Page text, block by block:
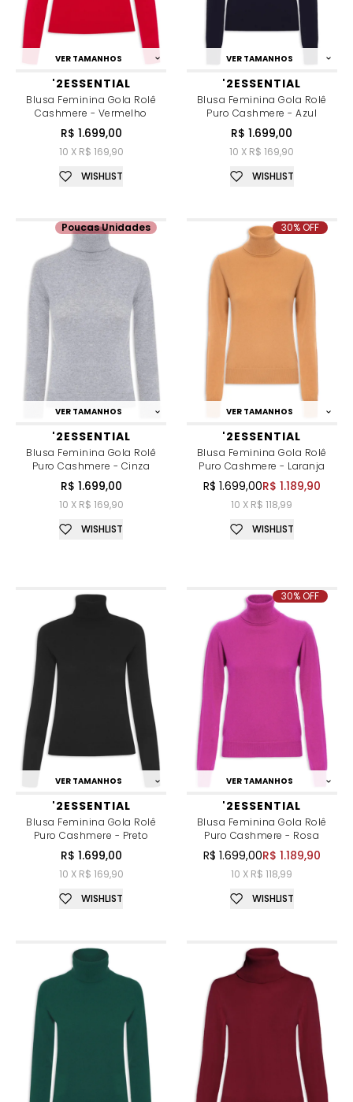
VER TAMANHOS
'2ESSENTIAL
Blusa Feminina Gola Rolê
Cashmere - Vermelho
R$ 1.699,00
10 X R$ 169,90
WISHLIST
VER TAMANHOS
'2ESSENTIAL
Blusa Feminina Gola Rolê
Puro Cashmere - Azul
R$ 1.699,00
10 X R$ 169,90
WISHLIST
VER TAMANHOS
'2ESSENTIAL
Blusa Feminina Gola Rolê
Puro Cashmere - Cinza
R$ 1.699,00
10 X R$ 169,90
Poucas Unidades
WISHLIST
VER TAMANHOS
'2ESSENTIAL
Blusa Feminina Gola Rolê
Puro Cashmere - Laranja
R$ 1.699,00R$ 1.189,90
10 X R$ 118,99
30% OFF
WISHLIST
VER TAMANHOS
'2ESSENTIAL
Blusa Feminina Gola Rolê
Puro Cashmere - Preto
R$ 1.699,00
10 X R$ 169,90
WISHLIST
VER TAMANHOS
'2ESSENTIAL
Blusa Feminina Gola Rolê
Puro Cashmere - Rosa
R$ 1.699,00R$ 1.189,90
10 X R$ 118,99
30% OFF
WISHLIST